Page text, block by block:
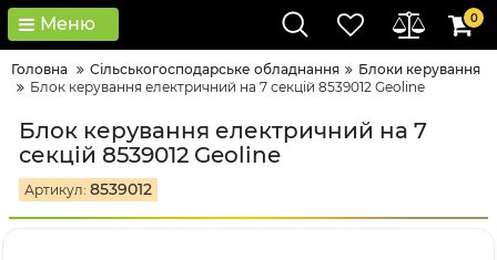
Меню 0
Головна Сільськогосподарське обладнання
Блоки керування
Блок керування електричний на 7 секцій 8539012 Geoline
Блок керування електричний на 7
секцій 8539012 Geoline
Артикул: 8539012